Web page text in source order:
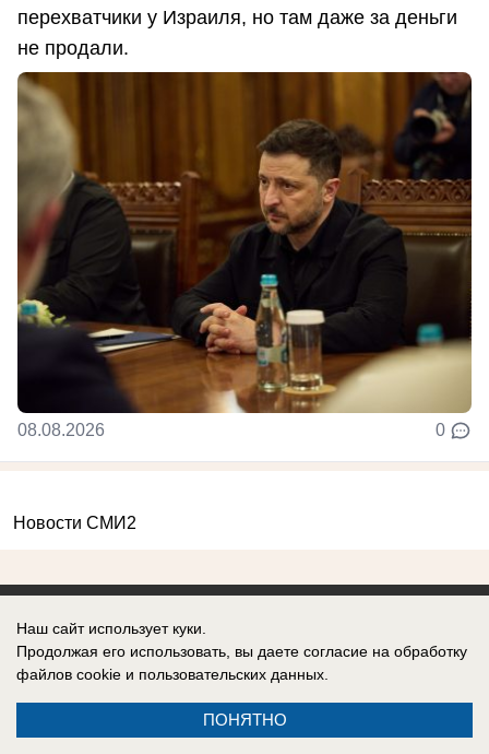
перехватчики у Израиля, но там даже за деньги
не продали.
08.08.2026 0
Новости СМИ2
Реклама на сайте
Информация
Наш сайт использует куки.
Продолжая его использовать, вы даете согласие на обработку
файлов cookie и пользовательских данных.
ПОНЯТНО